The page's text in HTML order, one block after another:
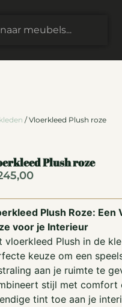
/ Vloerkleed Plush roze
Plush roze
Plush Roze: Een
voor je Interieur
vloerkleed Plush in de
keuze om een
aan je ruimte te
stijl met comfort
tint toe aan je